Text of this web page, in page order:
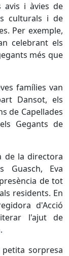
avis i àvies de
culturals i de
Per exemple,
celebrant els
més que
famílies van
Dansot, els
de Capellades
Gegants de
de la directora
Guasch, Eva
de tot
residents. En
d'Acció
l'ajut de
sorpresa